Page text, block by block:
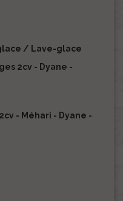
/ Lave-glace
2cv - Dyane -
- Méhari - Dyane -